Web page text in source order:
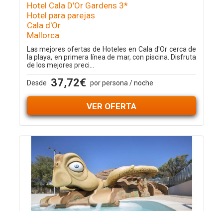
Hotel Cala D'Or Gardens 3*
Hotel para parejas
Cala d'Or
Mallorca
Las mejores ofertas de Hoteles en Cala d'Or cerca de
la playa, en primera línea de mar, con piscina. Disfruta
de los mejores preci...
Desde 37,72€ por persona / noche
VER OFERTA